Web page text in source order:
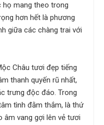
mang theo trong
hơn hết là phương
giữa các chàng trai với
Châu tươi đẹp tiếng
thanh quyến rũ nhất,
trưng độc đáo. Trong
tình đằm thắm, là thứ
âm vang gợi lên vẻ tươi